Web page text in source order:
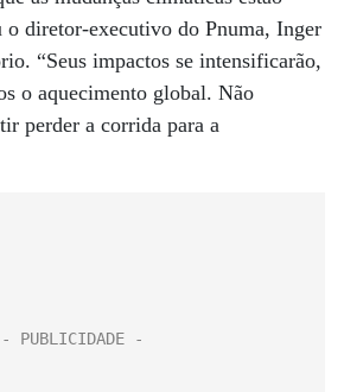
o diretor-executivo do Pnuma, Inger
“Seus impactos se intensificarão,
o aquecimento global. Não
perder a corrida para a